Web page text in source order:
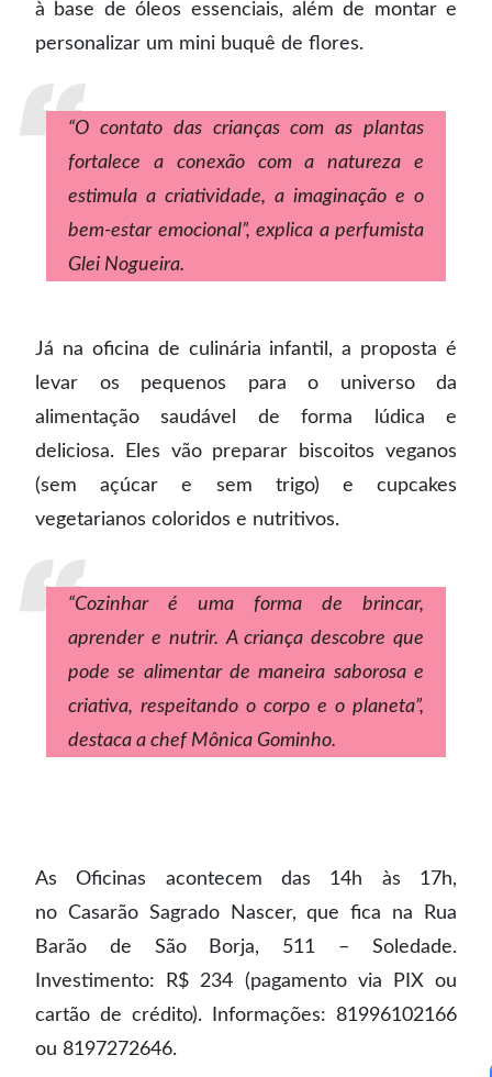
à base de óleos essenciais, além de montar e
personalizar um mini buquê de flores.
“O contato das crianças com as plantas
fortalece a conexão com a natureza e
estimula a criatividade, a imaginação e o
bem-estar emocional”, explica a perfumista
Glei Nogueira.
Já na oficina de culinária infantil, a proposta é
levar os pequenos para o universo da
alimentação saudável de forma lúdica e
deliciosa. Eles vão preparar biscoitos veganos
(sem açúcar e sem trigo) e cupcakes
vegetarianos coloridos e nutritivos.
“Cozinhar é uma forma de brincar,
aprender e nutrir. A criança descobre que
pode se alimentar de maneira saborosa e
criativa, respeitando o corpo e o planeta”,
destaca a chef Mônica Gominho.
As Oficinas acontecem das 14h às 17h,
no Casarão Sagrado Nascer, que fica na Rua
Barão de São Borja, 511 – Soledade.
Investimento: R$ 234 (pagamento via PIX ou
cartão de crédito). Informações: 81996102166
ou 8197272646.